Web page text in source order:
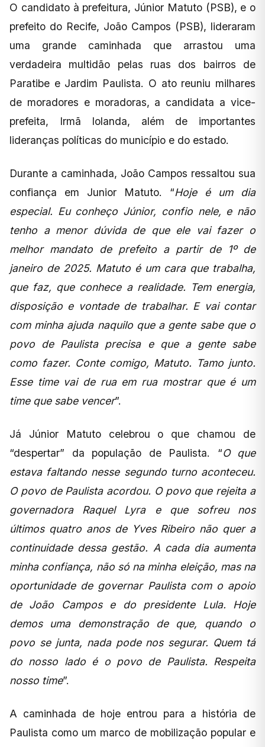
O candidato à prefeitura, Júnior Matuto (PSB), e o
prefeito do Recife, João Campos (PSB), lideraram
uma grande caminhada que arrastou uma
verdadeira multidão pelas ruas dos bairros de
Paratibe e Jardim Paulista. O ato reuniu milhares
de moradores e moradoras, a candidata a vice-
prefeita, Irmã Iolanda, além de importantes
lideranças políticas do município e do estado.
Durante a caminhada, João Campos ressaltou sua
confiança em Junior Matuto. “Hoje é um dia
especial. Eu conheço Júnior, confio nele, e não
tenho a menor dúvida de que ele vai fazer o
melhor mandato de prefeito a partir de 1º de
janeiro de 2025. Matuto é um cara que trabalha,
que faz, que conhece a realidade. Tem energia,
disposição e vontade de trabalhar. E vai contar
com minha ajuda naquilo que a gente sabe que o
povo de Paulista precisa e que a gente sabe
como fazer. Conte comigo, Matuto. Tamo junto.
Esse time vai de rua em rua mostrar que é um
time que sabe vencer”.
Já Júnior Matuto celebrou o que chamou de
“despertar” da população de Paulista. “O que
estava faltando nesse segundo turno aconteceu.
O povo de Paulista acordou. O povo que rejeita a
governadora Raquel Lyra e que sofreu nos
últimos quatro anos de Yves Ribeiro não quer a
continuidade dessa gestão. A cada dia aumenta
minha confiança, não só na minha eleição, mas na
oportunidade de governar Paulista com o apoio
de João Campos e do presidente Lula. Hoje
demos uma demonstração de que, quando o
povo se junta, nada pode nos segurar. Quem tá
do nosso lado é o povo de Paulista. Respeita
nosso time”.
A caminhada de hoje entrou para a história de
Paulista como um marco de mobilização popular e